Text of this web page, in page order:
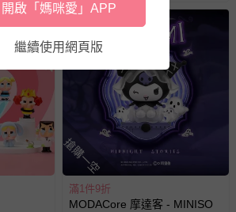
搶購一空
滿1件9折
MODACore 摩達客 - MINISO
開啟「媽咪愛」APP
繼續使用網頁版